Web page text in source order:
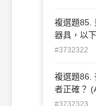
。
複選題85.
器具，以
量測距離
為 203mm
直徑為
#3732322
複選題86.
者正確？
25 ㎏ (B)